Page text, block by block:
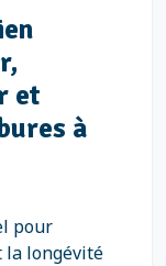
et
à
pour
la longévité